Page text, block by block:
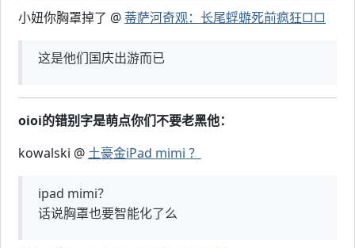
小妞你胸罩掉了 @ 蒂萨河奇观：长尾蜉蝣死前疯狂□□
这是他们国庆出游而已
oioi的错别字是萌点你们不要老黑他：
kowalski @ 土豪金iPad mimi ？
ipad mimi？
话说胸罩也要智能化了么